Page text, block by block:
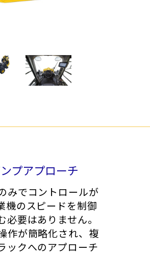
プアプローチ
みでコントロールが
機のスピードを制御
要はありません。
作が簡略化され、複
ックへのアプローチ